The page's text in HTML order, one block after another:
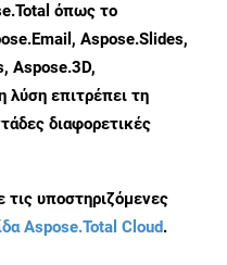
όπως το
Aspose.Slides,
Aspose.3D,
λύση επιτρέπει τη
διαφορετικές
τις υποστηριζόμενες
Aspose.Total Cloud.